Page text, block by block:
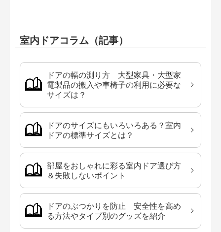
室内ドアコラム（記事）
ドアの幅の測り方 大型家具・大型家
電製品の搬入や車椅子の利用に必要な
サイズは？
ドアのサイズにもいろいろある？室内
ドアの標準サイズとは？
部屋をおしゃれに彩る室内ドア選び方
＆失敗しないポイント
ドアのぶつかりを防止 安全性を高め
る方法やタイプ別のグッズを紹介